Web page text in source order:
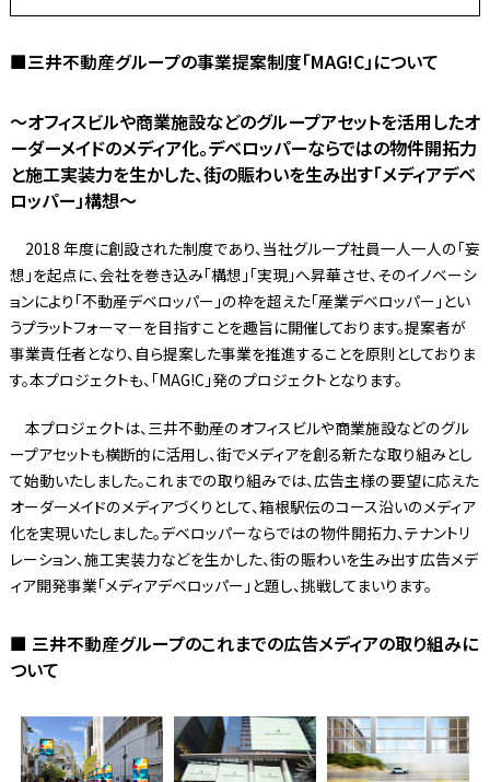
■三井不動産グループの事業提案制度「MAG!C」について
～オフィスビルや商業施設などのグループアセットを活用したオ
ーダーメイドのメディア化。デベロッパーならではの物件開拓力
と施工実装力を生かした、街の賑わいを生み出す「メディアデベ
ロッパー」構想～
2018 年度に創設された制度であり、当社グループ社員一人一人の「妄
想」を起点に、会社を巻き込み「構想」「実現」へ昇華させ、そのイノベーシ
ョンにより「不動産デベロッパー」の枠を超えた「産業デベロッパー」とい
うプラットフォーマーを目指すことを趣旨に開催しております。提案者が
事業責任者となり、自ら提案した事業を推進することを原則としておりま
す。本プロジェクトも、「MAG!C」発のプロジェクトとなります。
本プロジェクトは、三井不動産のオフィスビルや商業施設などのグル
ープアセットも横断的に活用し、街でメディアを創る新たな取り組みとし
て始動いたしました。これまでの取り組みでは、広告主様の要望に応えた
オーダーメイドのメディアづくりとして、箱根駅伝のコース沿いのメディア
化を実現いたしました。デベロッパーならではの物件開拓力、テナントリ
レーション、施工実装力などを生かした、街の賑わいを生み出す広告メデ
ィア開発事業「メディアデベロッパー」と題し、挑戦してまいります。
■ 三井不動産グループのこれまでの広告メディアの取り組みに
ついて